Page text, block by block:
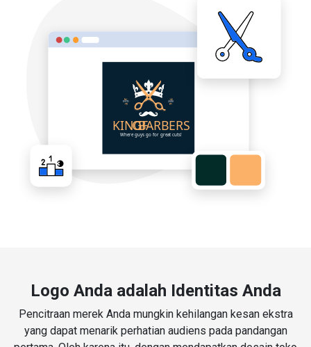
Logo Anda adalah Identitas Anda
Pencitraan merek Anda mungkin kehilangan kesan ekstra
yang dapat menarik perhatian audiens pada pandangan